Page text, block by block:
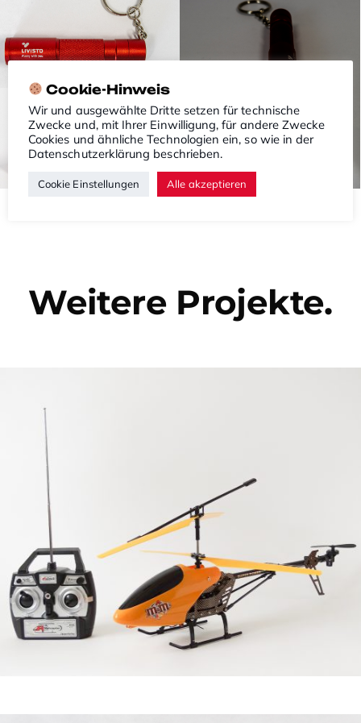
Weitere Projekte.
SONDERLÖSUNGEN
Cookie-Hinweis
Wir und ausgewählte Dritte setzen für technische
Zwecke und, mit Ihrer Einwilligung, für andere Zwecke
Cookies und ähnliche Technologien ein, so wie in der
Datenschutzerklärung beschrieben.
Cookie Einstellungen Alle akzeptieren